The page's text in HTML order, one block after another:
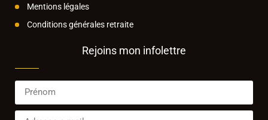
Mentions légales
Conditions générales retraite
Rejoins mon infolettre